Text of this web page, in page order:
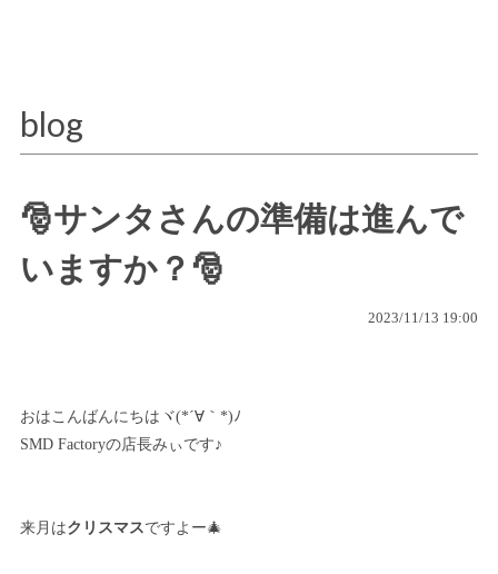
blog
🎅サンタさんの準備は進んで
いますか？🎅
2023/11/13 19:00
おはこんばんにちはヾ(*´∀｀*)ﾉ
SMD Factoryの店長みぃです♪
来月はクリスマスですよー🎄